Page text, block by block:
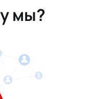
мы?